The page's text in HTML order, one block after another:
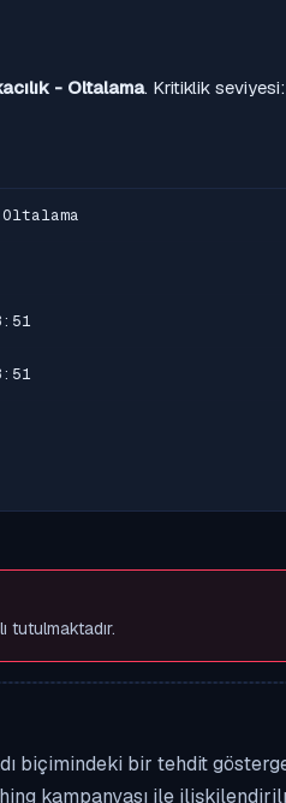
- Oltalama. Kritiklik seviyesi:
tutulmaktadır.
biçimindeki bir tehdit
kampanyası ile